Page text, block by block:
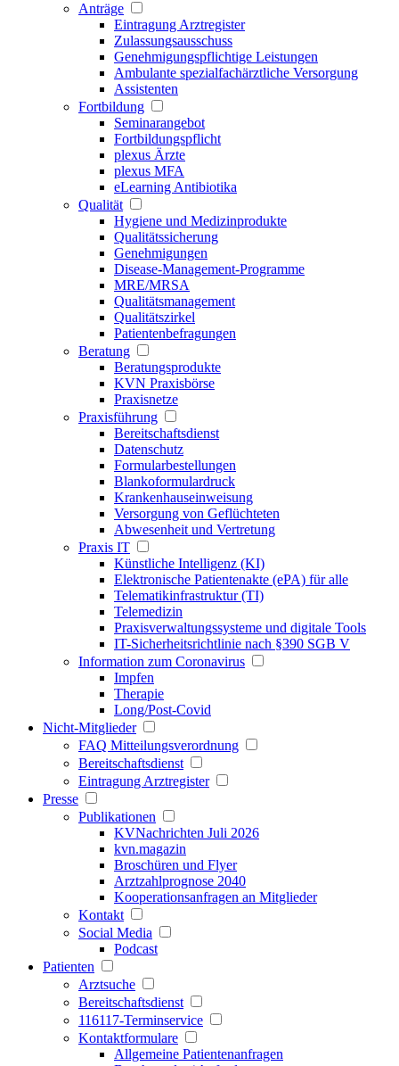
Anträge
Eintragung Arztregister
Zulassungsausschuss
Genehmigungspflichtige Leistungen
Ambulante spezialfachärztliche Versorgung
Assistenten
Fortbildung
Seminarangebot
Fortbildungspflicht
plexus Ärzte
plexus MFA
eLearning Antibiotika
Qualität
Hygiene und Medizinprodukte
Qualitätssicherung
Genehmigungen
Disease-Management-Programme
MRE/MRSA
Qualitätsmanagement
Qualitätszirkel
Patientenbefragungen
Beratung
Beratungsprodukte
KVN Praxisbörse
Praxisnetze
Praxisführung
Bereitschaftsdienst
Datenschutz
Formularbestellungen
Blankoformulardruck
Krankenhauseinweisung
Versorgung von Geflüchteten
Abwesenheit und Vertretung
Praxis IT
Künstliche Intelligenz (KI)
Elektronische Patientenakte (ePA) für alle
Telematikinfrastruktur (TI)
Telemedizin
Praxisverwaltungssysteme und digitale Tools
IT-Sicherheitsrichtlinie nach §390 SGB V
Information zum Coronavirus
Impfen
Therapie
Long/Post-Covid
Nicht-Mitglieder
FAQ Mitteilungsverordnung
Bereitschaftsdienst
Eintragung Arztregister
Presse
Publikationen
KVNachrichten Juli 2026
kvn.magazin
Broschüren und Flyer
Arztzahlprognose 2040
Kooperationsanfragen an Mitglieder
Kontakt
Social Media
Podcast
Patienten
Arztsuche
Bereitschaftsdienst
116117-Terminservice
Kontaktformulare
Allgemeine Patientenanfragen